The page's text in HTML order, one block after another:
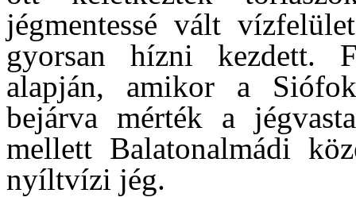
jégmentessé vált
gyorsan hízni kezdett.
alapján, amikor a
bejárva mérték a
mellett Balatonalmádi
nyíltvízi jég.